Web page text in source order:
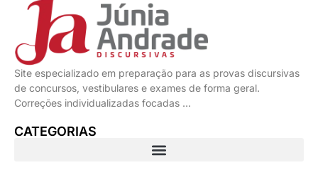
Site especializado em preparação para as provas discursivas
de concursos, vestibulares e exames de forma geral.
Correções individualizadas focadas …
CATEGORIAS